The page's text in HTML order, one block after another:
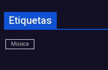
Etiquetas
Música